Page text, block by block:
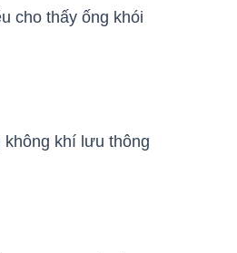
cho thấy ống khói
khí lưu thông